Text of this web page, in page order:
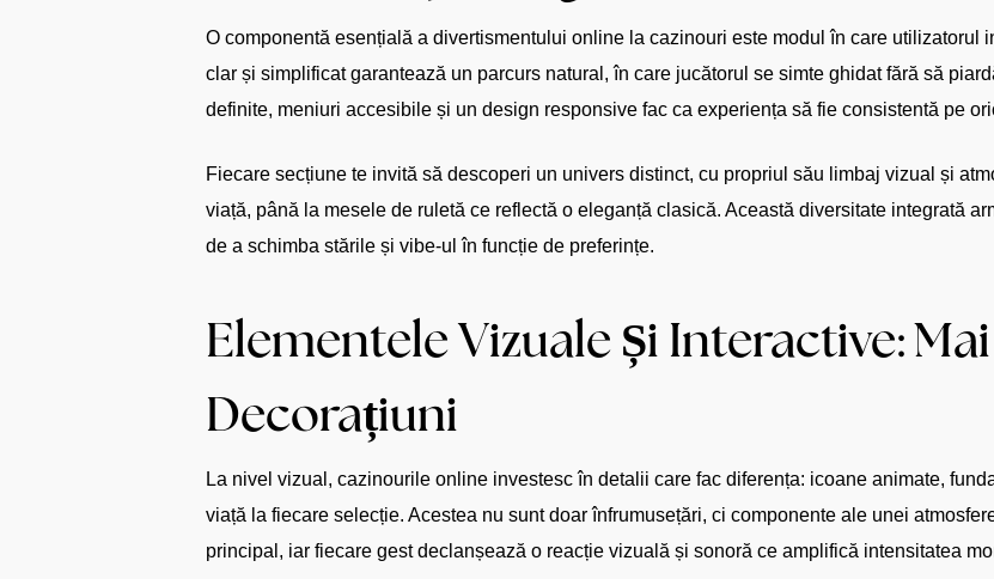
O componentă esențială a divertismentului online la cazinouri este modul în care utilizatorul
clar și simplificat garantează un parcurs natural, în care jucătorul se simte ghidat fără să
definite, meniuri accesibile și un design responsive fac ca experiența să fie consistentă pe
Fiecare secțiune te invită să descoperi un univers distinct, cu propriul său limbaj vizual și
viață, până la mesele de ruletă ce reflectă o eleganță clasică. Această diversitate integrată
de a schimba stările și vibe-ul în funcție de preferințe.
Elementele Vizuale Și Interactive:
Decorațiuni
La nivel vizual, cazinourile online investesc în detalii care fac diferența: icoane animate,
viață la fiecare selecție. Acestea nu sunt doar înfrumusețări, ci componente ale unei
principal, iar fiecare gest declanșează o reacție vizuală și sonoră ce amplifică intensitatea